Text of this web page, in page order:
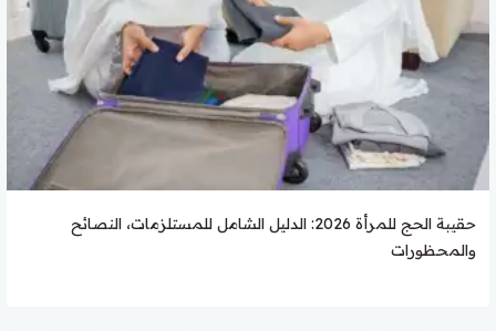
حقيبة الحج للمرأة 2026: الدليل الشامل للمستلزمات، النصائح
والمحظورات